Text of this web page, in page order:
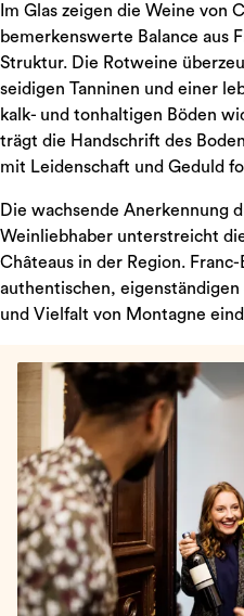
Im Glas zeigen die Weine von
bemerkenswerte Balance aus
Struktur. Die Rotweine
seidigen Tanninen und einer
kalk- und tonhaltigen Böden
trägt die Handschrift des
mit Leidenschaft und Geduld
Die wachsende Anerkennung
Weinliebhaber unterstreicht
Châteaus in der Region.
authentischen,
und Vielfalt von Montagne